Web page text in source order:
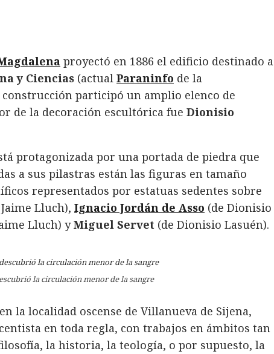
proyectó en 1886 el edificio destinado a
y Ciencias (actual Paraninfo de la
construcción participó un amplio elenco de
de la decoración escultórica fue Dionisio
protagonizada por una portada de piedra que
a sus pilastras están las figuras en tamaño
representados por estatuas sedentes sobre
Lluch), Ignacio Jordán de Asso (de Dionisio
Lluch) yMiguel Servet (de Dionisio Lasuén).
la circulación menor de la sangre
la localidad oscense de Villanueva de Sijena,
en toda regla, con trabajos en ámbitos tan
la historia, la teología, o por supuesto, la